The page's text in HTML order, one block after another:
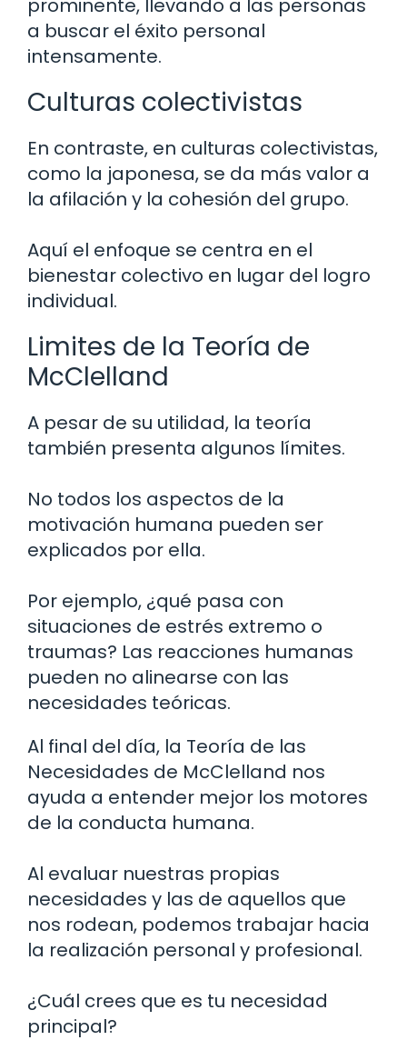
prominente, llevando a las personas
a buscar el éxito personal
intensamente.
Culturas colectivistas
En contraste, en culturas colectivistas,
como la japonesa, se da más valor a
la afilación y la cohesión del grupo.
Aquí el enfoque se centra en el
bienestar colectivo en lugar del logro
individual.
Limites de la Teoría de
McClelland
A pesar de su utilidad, la teoría
también presenta algunos límites.
No todos los aspectos de la
motivación humana pueden ser
explicados por ella.
Por ejemplo, ¿qué pasa con
situaciones de estrés extremo o
traumas? Las reacciones humanas
pueden no alinearse con las
necesidades teóricas.
Al final del día, la Teoría de las
Necesidades de McClelland nos
ayuda a entender mejor los motores
de la conducta humana.
Al evaluar nuestras propias
necesidades y las de aquellos que
nos rodean, podemos trabajar hacia
la realización personal y profesional.
¿Cuál crees que es tu necesidad
principal?